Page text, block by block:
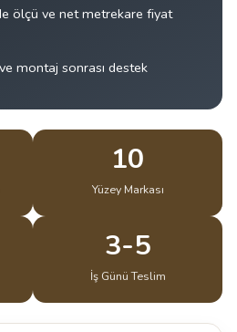
ölçü ve net metrekare fiyat
montaj sonrası destek
10
Yüzey Markası
3-5
İş Günü Teslim